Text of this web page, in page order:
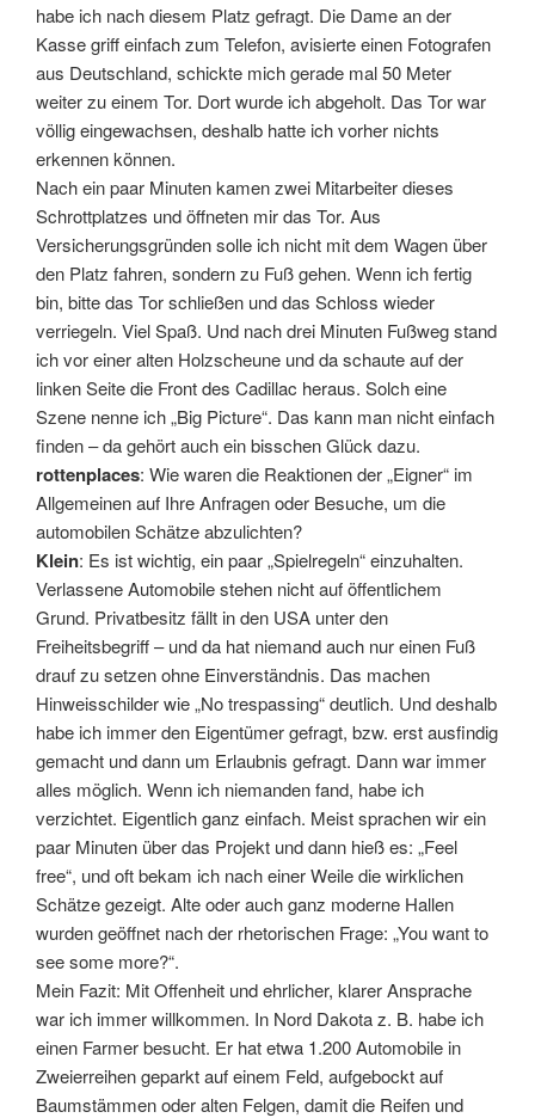
habe ich nach diesem Platz gefragt. Die Dame an der
Kasse griff einfach zum Telefon, avisierte einen Fotografen
aus Deutschland, schickte mich gerade mal 50 Meter
weiter zu einem Tor. Dort wurde ich abgeholt. Das Tor war
völlig eingewachsen, deshalb hatte ich vorher nichts
erkennen können.
Nach ein paar Minuten kamen zwei Mitarbeiter dieses
Schrottplatzes und öffneten mir das Tor. Aus
Versicherungsgründen solle ich nicht mit dem Wagen über
den Platz fahren, sondern zu Fuß gehen. Wenn ich fertig
bin, bitte das Tor schließen und das Schloss wieder
verriegeln. Viel Spaß. Und nach drei Minuten Fußweg stand
ich vor einer alten Holzscheune und da schaute auf der
linken Seite die Front des Cadillac heraus. Solch eine
Szene nenne ich „Big Picture“. Das kann man nicht einfach
finden – da gehört auch ein bisschen Glück dazu.
rottenplaces: Wie waren die Reaktionen der „Eigner“ im
Allgemeinen auf Ihre Anfragen oder Besuche, um die
automobilen Schätze abzulichten?
Klein: Es ist wichtig, ein paar „Spielregeln“ einzuhalten.
Verlassene Automobile stehen nicht auf öffentlichem
Grund. Privatbesitz fällt in den USA unter den
Freiheitsbegriff – und da hat niemand auch nur einen Fuß
drauf zu setzen ohne Einverständnis. Das machen
Hinweisschilder wie „No trespassing“ deutlich. Und deshalb
habe ich immer den Eigentümer gefragt, bzw. erst ausfindig
gemacht und dann um Erlaubnis gefragt. Dann war immer
alles möglich. Wenn ich niemanden fand, habe ich
verzichtet. Eigentlich ganz einfach. Meist sprachen wir ein
paar Minuten über das Projekt und dann hieß es: „Feel
free“, und oft bekam ich nach einer Weile die wirklichen
Schätze gezeigt. Alte oder auch ganz moderne Hallen
wurden geöffnet nach der rhetorischen Frage: „You want to
see some more?“.
Mein Fazit: Mit Offenheit und ehrlicher, klarer Ansprache
war ich immer willkommen. In Nord Dakota z. B. habe ich
einen Farmer besucht. Er hat etwa 1.200 Automobile in
Zweierreihen geparkt auf einem Feld, aufgebockt auf
Baumstämmen oder alten Felgen, damit die Reifen und